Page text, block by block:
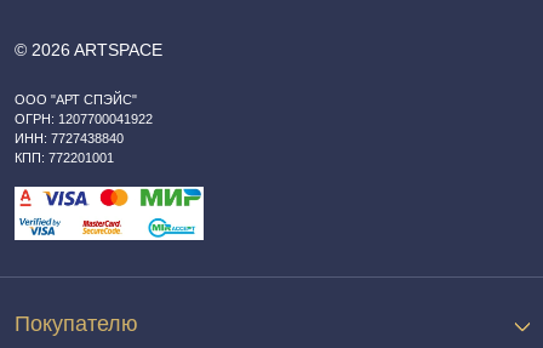
© 2026 ARTSPACE
ООО "АРТ СПЭЙС"
ОГРН: 1207700041922
ИНН: 7727438840
КПП: 772201001
Покупателю